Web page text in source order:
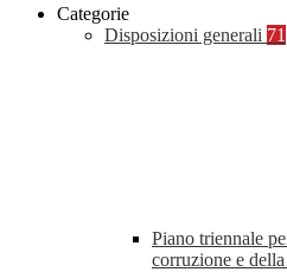
Categorie
Disposizioni generali 71
Piano triennale
corruzione e della